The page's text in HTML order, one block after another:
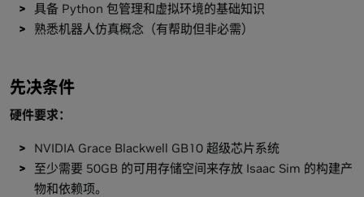
具备 Python 包管理和虚拟环境的基础知识
熟悉机器人仿真概念（有帮助但非必需）
先决条件
硬件要求：
NVIDIA Grace Blackwell GB10 超级芯片系统
至少需要 50GB 的可用存储空间来存放 Isaac Sim 的构建产
物和依赖项。